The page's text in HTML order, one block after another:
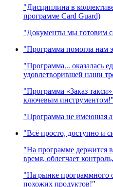
"Дисциплина в
программе Card Guard)
"Документы мы готовим
"Программа помогла нам
"Программа... оказалась
удовлетворившей наши
"Программа «Заказ
ключевым инструментом!"
"Программа не имеющая
"Всё просто, доступно и
"На программе держится
время, облегчает
"На рынке программного
похожих продуктов!"